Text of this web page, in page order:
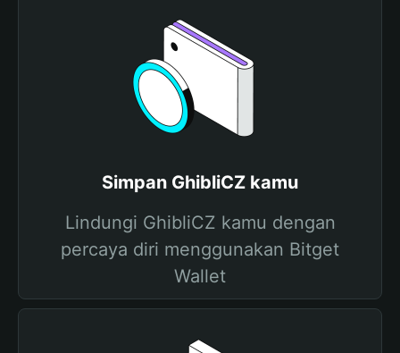
Simpan GhibliCZ kamu
Lindungi GhibliCZ kamu dengan
percaya diri menggunakan Bitget
Wallet